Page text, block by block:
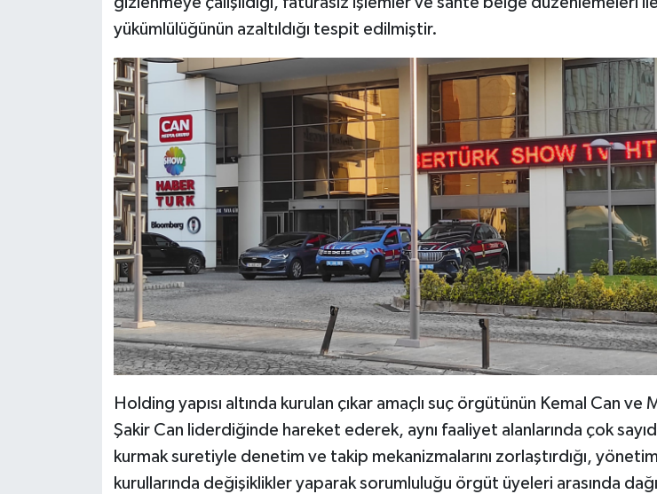
yükümlülüğünün azaltıldığı tespit edilmiştir.
Holding yapısı altında kurulan çıkar amaçlı suç örgütünün Kemal Can ve
Şakir Can liderdiğinde hareket ederek, aynı faaliyet alanlarında çok
kurmak suretiyle denetim ve takip mekanizmalarını zorlaştırdığı, yönetim
kurullarında değişiklikler yaparak sorumluluğu örgüt üyeleri arasında